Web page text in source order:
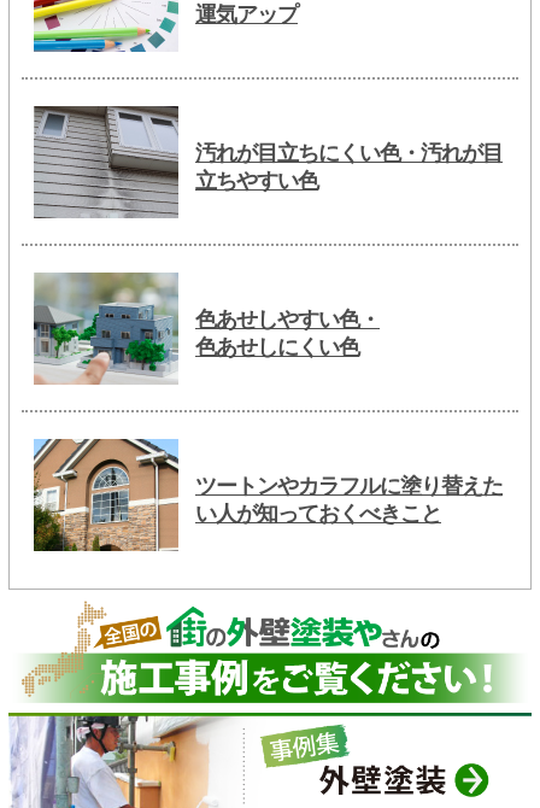
運気アップ
汚れが目立ちにくい色・汚れが目
立ちやすい色
色あせしやすい色・
色あせしにくい色
ツートンやカラフルに塗り替えた
い人が知っておくべきこと